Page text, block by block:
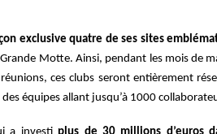
exclusive quatre de ses sites
Motte. Ainsi, pendant les mois de
ces clubs seront entièrement
équipes allant jusqu’à 1000